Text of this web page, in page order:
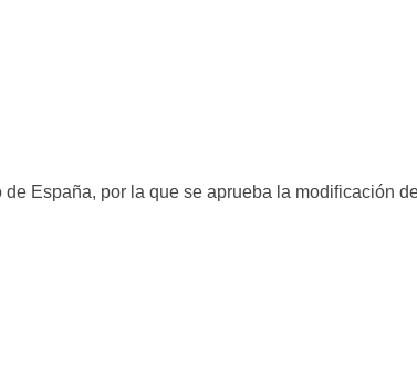
España, por la que se aprueba la modificación